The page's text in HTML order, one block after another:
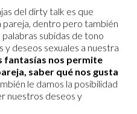
del dirty talk es que
pareja, dentro pero también
subidas de tono
y deseos sexuales a nuestra
fantasías nos permite
saber qué nos gusta
le damos la posibilidad
nuestros deseos y